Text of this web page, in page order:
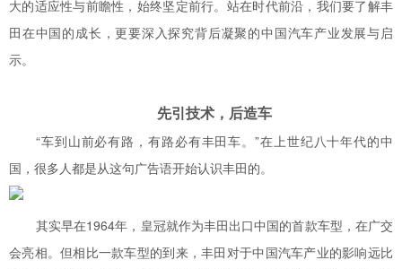
大的适应性与前瞻性，始终坚定前行。站在时代前沿，我们要了解丰
田在中国的成长，更要深入探究背后凝聚的中国汽车产业发展与启
示。
先引技术，后造车
“车到山前必有路，有路必有丰田车。”在上世纪八十年代的中
国，很多人都是从这句广告语开始认识丰田的。
其实早在1964年，皇冠就作为丰田出口中国的首款车型，在广交
会亮相。但相比一款车型的到来，丰田对于中国汽车产业的影响远比